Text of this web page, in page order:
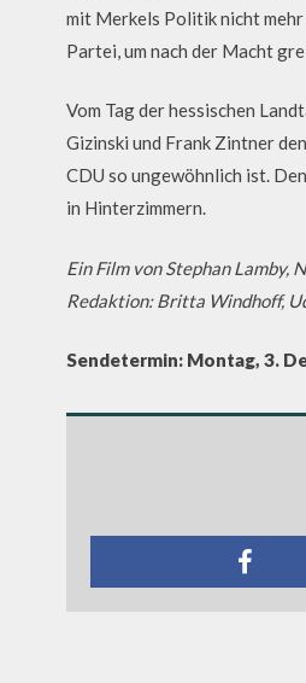
mit Merkels Politik nicht mehr
Partei, um nach der Macht
Vom Tag der hessischen
Gizinski und Frank Zintner
CDU so ungewöhnlich ist.
in Hinterzimmern.
Ein Film von Stephan Lamby,
Redaktion: Britta Windhoff,
Sendetermin: Montag, 3.